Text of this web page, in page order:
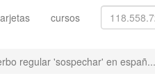
cursos
regular 'sospechar' en españ...